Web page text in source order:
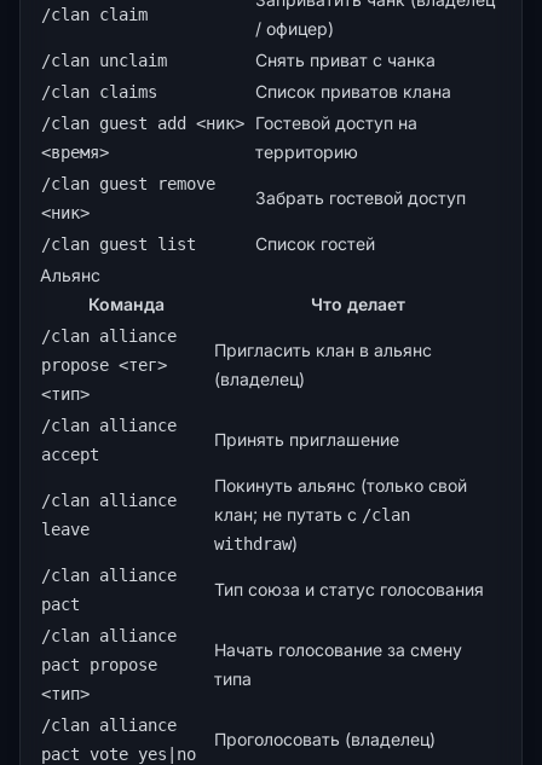
/clan claim
/ офицер)
/clan unclaim Снять приват с чанка
/clan claims Список приватов клана
/clan guest add <ник>
<время>
Гостевой доступ на
территорию
/clan guest remove
<ник>
Забрать гостевой доступ
/clan guest list Список гостей
Альянс
Команда Что делает
/clan alliance
propose <тег>
<тип>
Пригласить клан в альянс
(владелец)
/clan alliance
accept
Принять приглашение
/clan alliance
leave
Покинуть альянс (только свой
клан; не путать с /clan
withdraw)
/clan alliance
pact
Тип союза и статус голосования
/clan alliance
pact propose
<тип>
Начать голосование за смену
типа
/clan alliance
pact vote yes|no
Проголосовать (владелец)